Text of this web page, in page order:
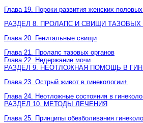
Глава 19. Пороки развития женских
РАЗДЕЛ 8. ПРОЛАПС И СВИЩИ ТАЗОВЫХ
Глава 20. Генитальные свищи
Глава 21. Пролапс тазовых органов
Глава 22. Недержание мочи
РАЗДЕЛ 9. НЕОТЛОЖНАЯ ПОМОЩЬ В
Глава 23. Острый живот в гинекологии+
Глава 24. Неотложные состояния в
РАЗДЕЛ 10. МЕТОДЫ ЛЕЧЕНИЯ
Глава 25. Принципы обезболивания